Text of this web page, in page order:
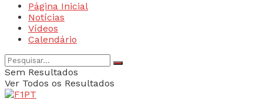
Página Inicial
Notícias
Vídeos
Calendário
Sem Resultados
Ver Todos os Resultados